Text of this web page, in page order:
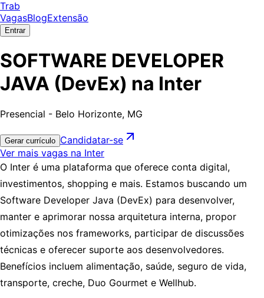
Trab
VagasBlogExtensão
Entrar
SOFTWARE DEVELOPER
JAVA (DevEx) na Inter
Presencial - Belo Horizonte, MG
Gerar currículo Candidatar-se
Ver mais vagas na Inter
O Inter é uma plataforma que oferece conta digital,
investimentos, shopping e mais. Estamos buscando um
Software Developer Java (DevEx) para desenvolver,
manter e aprimorar nossa arquitetura interna, propor
otimizações nos frameworks, participar de discussões
técnicas e oferecer suporte aos desenvolvedores.
Benefícios incluem alimentação, saúde, seguro de vida,
transporte, creche, Duo Gourmet e Wellhub.